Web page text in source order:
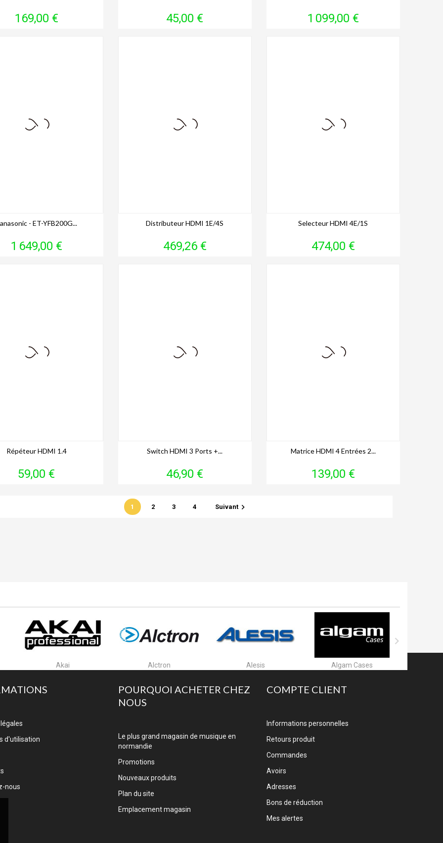
Prix
169,00 € Prix
45,00 € Prix
1 099,00 €
- ET-YFB200G...
Prix
1 649,00 €
Distributeur HDMI 1E/4S
Prix
469,26 €
Selecteur HDMI 4E/1S
Prix
474,00 €
Répéteur HDMI 1.4
Prix
59,00 €
Switch HDMI 3 Ports +...
Prix
46,90 €
Matrice HDMI 4 Entrées 2...
Prix
139,00 €
1 2 3 4 Suivant 
Akai Alctron Alesis Algam Cases

d'utilisation
nous
POURQUOI ACHETER CHEZ
NOUS
Le plus grand magasin de musique en
normandie
Promotions
Nouveaux produits
Plan du site
Emplacement magasin
COMPTE CLIENT
Informations personnelles
Retours produit
Commandes
Avoirs
Adresses
Bons de réduction
Mes alertes